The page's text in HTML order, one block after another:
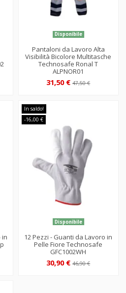
Disponibile
Pantaloni da Lavoro Alta
Visibilità Bicolore Multitasche
Technosafe Ronal T
ALPNOR01
31,50 €47,50 €
in
In saldo!
-16,00 €
Disponibile
12 Pezzi - Guanti da Lavoro in
Pelle Fiore Technosafe
GFC1002WH
30,90 €46,90 €